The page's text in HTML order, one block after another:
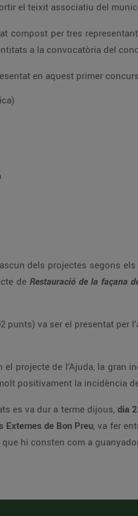
el teixit associatiu del
compost per tres
a la convocatòria del
en aquest primer
dels projectes segons
de Restauració de la façana
punts) va ser el presentat per
projecte de l’Ajuda, la
positivament la incidència
es va dur a terme dijous, dia
Externes de Bon Preu, va fer
hi consten com a